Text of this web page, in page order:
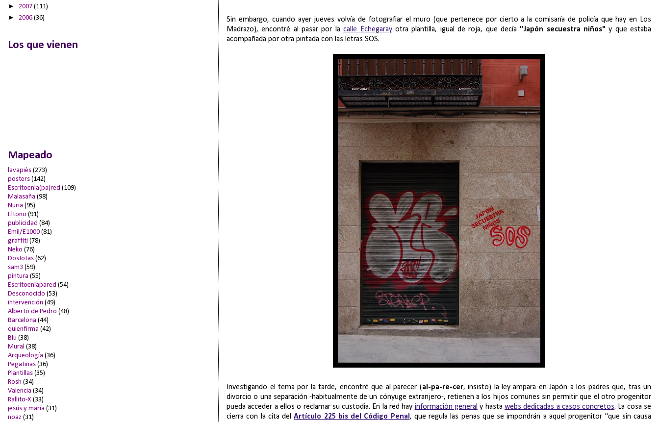
Sin embargo, cuando ayer jueves volvía de fotografiar el muro (que pertenece por cierto a la comisaría de policía que hay en Los
Madrazo), encontré al pasar por lacalle Echegarayotra plantilla, igual de roja, que decía "Japón secuestra niños" y que estaba
acompañada por otra pintada con las letras SOS.
Investigando el tema por la tarde, encontré que al parecer (al-pa-re-cer, insisto) la ley ampara en Japón a los padres que, tras un
divorcio o una separación -habitualmente de un cónyuge extranjero-, retienen a los hijos comunes sin permitir que el otro progenitor
pueda acceder a ellos o reclamar su custodia. En la red hay información general y hasta webs dedicadas a casos concretos. La cosa se
cierra con la cita delArtículo 225 bis del Código Penal , que regula las penas que se impondrán a aquel progenitor "que sin causa
► 2007 (111)
► 2006 (36)
Los que vienen
Mapeado
lavapiés (273)
posters (142)
Escritoenla(pa)red (109)
Malasaña (98)
Nuria (95)
Eltono (91)
publicidad (84)
Emil/E1000 (81)
graffiti (78)
Neko (76)
DosJotas (62)
sam3 (59)
pintura (55)
Escritoenlapared (54)
Desconocido (53)
intervención (49)
Alberto de Pedro (48)
Barcelona (44)
quienfirma (42)
Blu (38)
Mural (38)
Arqueología (36)
Pegatinas (36)
Plantillas (35)
Rosh (34)
Valencia (34)
Rallito-X (33)
jesús y maría (31)
noaz (31)